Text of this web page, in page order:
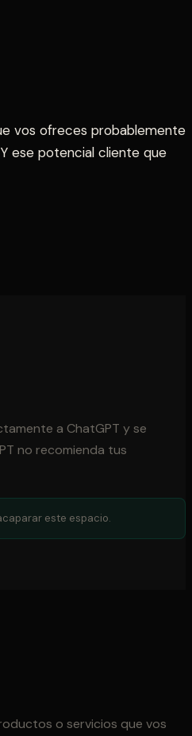
vos ofreces probablemente
ese potencial cliente que
a ChatGPT y se
no recomienda tus
este espacio.
o servicios que vos